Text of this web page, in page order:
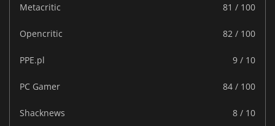
Metacritic
81 / 100
Opencritic 82 / 100
PPE.pl 9 / 10
PC Gamer 84 / 100
Shacknews 8 / 10